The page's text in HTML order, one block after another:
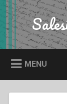
Skip
to
content
Search
MENU